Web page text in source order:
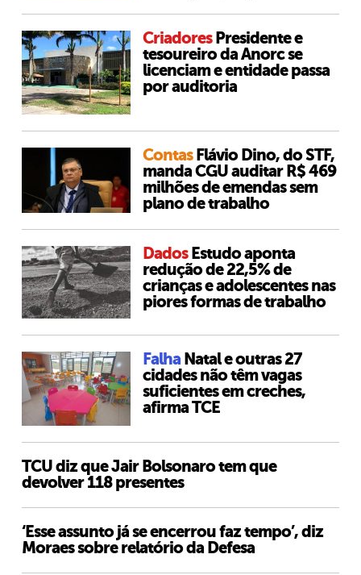
Criadores Presidente e
tesoureiro da Anorc se
licenciam e entidade passa
por auditoria
Contas Flávio Dino, do STF,
manda CGU auditar R$ 469
milhões de emendas sem
plano de trabalho
Dados Estudo aponta
redução de 22,5% de
crianças e adolescentes nas
piores formas de trabalho
Falha Natal e outras 27
cidades não têm vagas
suficientes em creches,
afirma TCE
TCU diz que Jair Bolsonaro tem que
devolver 118 presentes
‘Esse assunto já se encerrou faz tempo’, diz
Moraes sobre relatório da Defesa